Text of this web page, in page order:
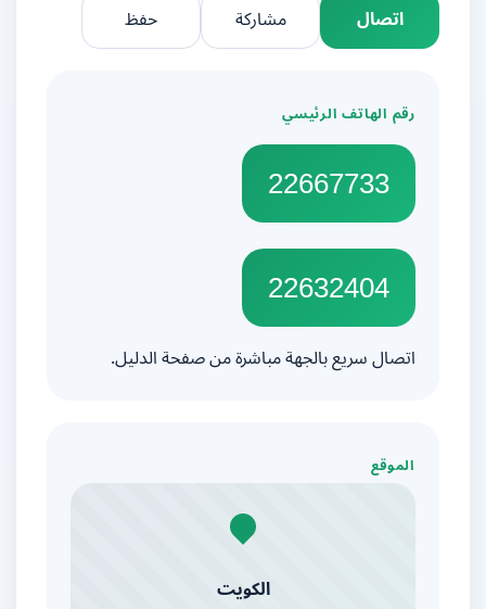
اتصال
مشاركة
رقم الهاتف الرئيسي
22667733
22632404
اتصال سريع بالجهة مباشرة من صفحة الدليل.
الموقع
الكويت